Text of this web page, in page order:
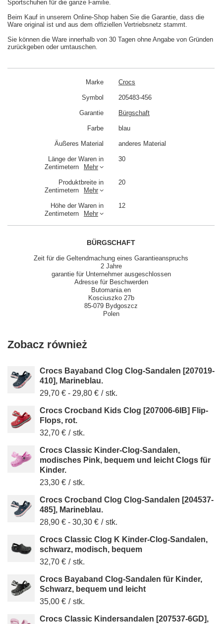
Sportschuhen für die ganze Familie.
Beim Kauf in unserem Online-Shop haben Sie die Garantie, dass die
Ware original ist und aus dem offiziellen Vertriebsnetz stammt.
Sie können die Ware innerhalb von 30 Tagen ohne Angabe von Gründen
zurückgeben oder umtauschen.
Marke Crocs
Symbol 205483-456
Garantie Bürgschaft
Farbe blau
Äußeres Material anderes Material
Länge der Waren in
Zentimetern
Mehr
30
Produktbreite in
Zentimetern
Mehr
20
Höhe der Waren in
Zentimetern
Mehr
12
BÜRGSCHAFT
Zeit für die Geltendmachung eines Garantieanspruchs
2 Jahre
garantie für Unternehmer ausgeschlossen
Adresse für Beschwerden
Butomania.en
Kosciuszko 27b
85-079 Bydgoszcz
Polen
Zobacz również
Crocs Bayaband Clog Clog-Sandalen [207019-
410], Marineblau.
29,70 € - 29,80 € / stk.
Crocs Crocband Kids Clog [207006-6IB] Flip-
Flops, rot.
32,70 € / stk.
Crocs Classic Kinder-Clog-Sandalen,
modisches Pink, bequem und leicht Clogs für
Kinder.
23,30 € / stk.
Crocs Crocband Clog Clog-Sandalen [204537-
485], Marineblau.
28,90 € - 30,30 € / stk.
Crocs Classic Clog K Kinder-Clog-Sandalen,
schwarz, modisch, bequem
32,70 € / stk.
Crocs Bayaband Clog-Sandalen für Kinder,
Schwarz, bequem und leicht
35,00 € / stk.
Crocs Classic Kindersandalen [207537-6GD],